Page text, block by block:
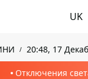
UK
20:48, 17
Отключения